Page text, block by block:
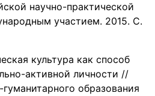
научно-практической
участием. 2015. С.
культура как способ
активной личности //
образования